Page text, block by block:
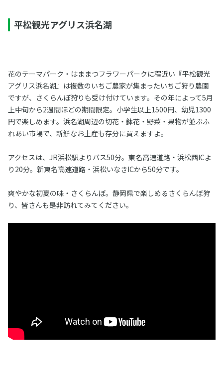
平松観光アグリス浜名湖
花のテーマパーク・はままつフラワーパークに程近い『平松観光
アグリス浜名湖』は複数のいちご農家が集まったいちご狩り農園
ですが、さくらんぼ狩りも受け付けています。その年によって5月
上中旬から2週間ほどの期間限定。小学生以上1500円、幼児1300
円で楽しめます。浜名湖周辺の切花・鉢花・野菜・果物が並ぶふ
れあい市場で、新鮮なお土産も存分に買えますよ。
アクセスは、JR浜松駅よりバス50分。東名高速道路・浜松西ICよ
り20分。新東名高速道路・浜松いなきICから50分です。
爽やかな初夏の味・さくらんぼ。静岡県で楽しめるさくらんぼ狩
り、皆さんも是非訪れてみてください。